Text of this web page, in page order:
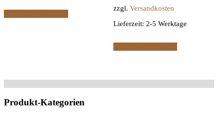
zzgl. Versandkosten
Lieferzeit: 2-5 Werktage
Produkt-Kategorien